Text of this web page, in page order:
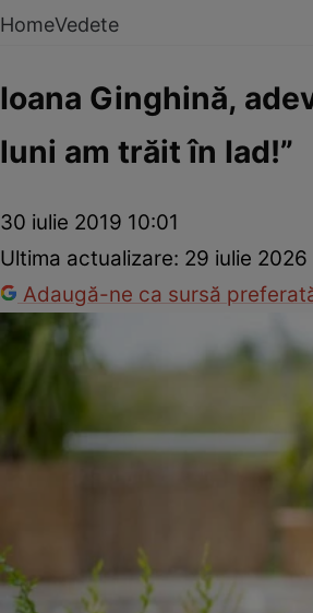
HomeVedete
Ioana Ginghină,
luni am trăit în Iad!”
30 iulie 2019 10:01
Ultima actualizare: 29 iulie
Adaugă-ne ca sursă